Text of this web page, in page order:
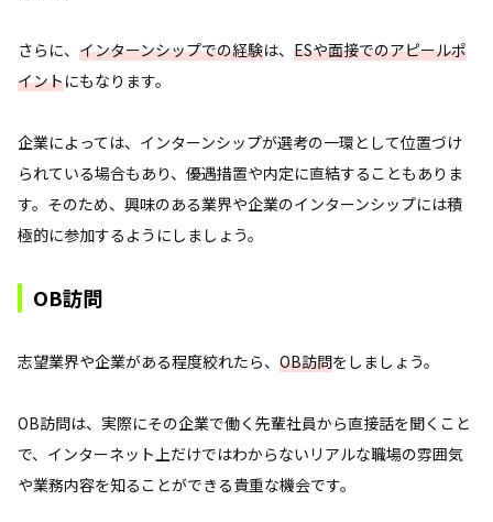
さらに、 インターンシップでの経験は、 ESや面接でのアピールポ
イントにもなります。
企業によっては、インターンシップが選考の一環として位置づけ
られている場合もあり、優遇措置や内定に直結することもありま
す。そのため、興味のある業界や企業のインターンシップには積
極的に参加するようにしましょう。
OB訪問
志望業界や企業がある程度絞れたら、 OB訪問をしましょう。
OB訪問は、実際にその企業で働く先輩社員から直接話を聞くこと
で、インターネット上だけではわからないリアルな職場の雰囲気
や業務内容を知ることができる貴重な機会です。